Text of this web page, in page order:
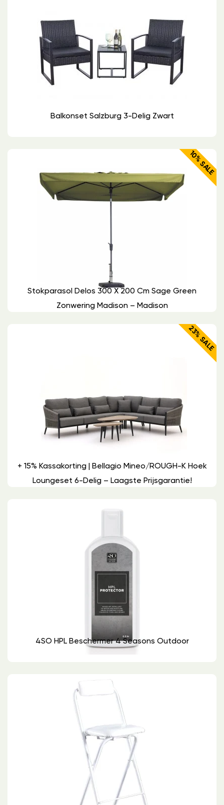
Balkonset Salzburg 3-Delig Zwart
10% SALE
Stokparasol Delos 300 X 200 Cm Sage Green
Zonwering Madison – Madison
23% SALE
+ 15% Kassakorting | Bellagio Mineo/ROUGH-K Hoek
Loungeset 6-Delig – Laagste Prijsgarantie!
4SO HPL Beschermer 4 Seasons Outdoor